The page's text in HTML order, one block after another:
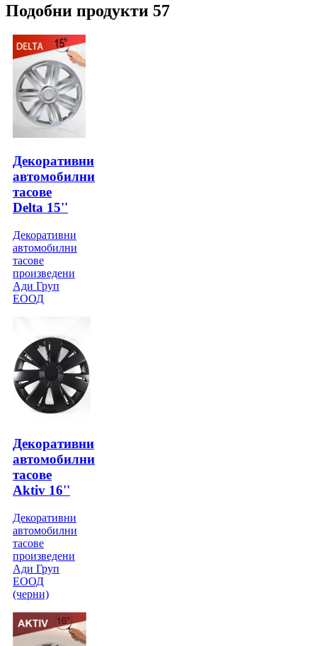
Подобни продукти 57
Декоративни
автомобилни
тасове
Delta 15''
Декоративни
автомобилни
тасове
произведени
Ади Груп
ЕООД
Декоративни
автомобилни
тасове
Aktiv 16''
Декоративни
автомобилни
тасове
произведени
Ади Груп
ЕООД
(черни)